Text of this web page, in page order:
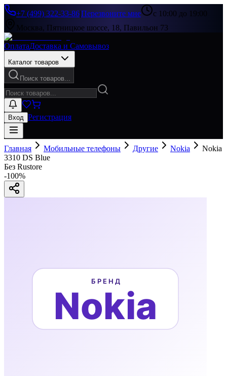
+7 (499) 322-33-86|Перезвоните мне
с 10:00 до 19:00
Москва, Пятницкое шоссе, 18, Павильон 73
ОплатаДоставка и Самовывоз
Каталог товаров
Поиск товаров...
Вход Регистрация
Главная Мобильные телефоны Другие Nokia
Nokia
3310 DS Blue
Без Rustore
-100%